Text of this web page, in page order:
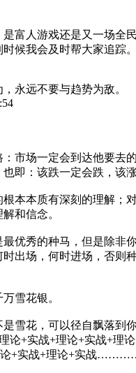
富人游戏还是又一场全
候我会及时帮大家追踪。
永远不要与趋势为敌。
：市场一定会到达他要去
即：该跌一定会跌，该涨
本本质有深刻的理解；
和信念。
优秀的种马，但是除非
时出场，何时进场，否则
雪花银。
雪花，可以径自飘落到
论+实战+理论+实战+理
论+实战+理论+实战